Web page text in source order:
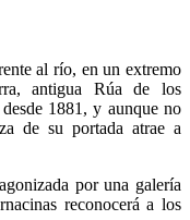
al río, en un extremo
antigua Rúa de los
1881, y aunque no
de su portada atrae a
por una galería
reconocerá a los